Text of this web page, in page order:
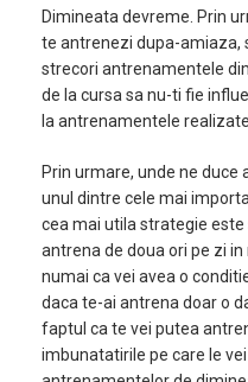
Dimineata devreme. Prin
te antrenezi dupa-amiaza,
strecori antrenamentele
de la cursa sa nu-ti fie
la antrenamentele
Prin urmare, unde ne duce
unul dintre cele mai
cea mai utila strategie
antrena de doua ori pe zi
numai ca vei avea o
daca te-ai antrena doar o
faptul ca te vei putea
imbunatatirile pe care le